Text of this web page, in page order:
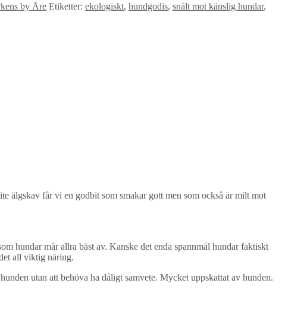
by Åre Etiketter: ekologiskt, hundgodis, snält mot känslig hundar,
älgskav får vi en godbit som smakar gott men som också är milt mot
hundar mår allra bäst av. Kanske det enda spannmål hundar faktiskt
all viktig näring.
utan att behöva ha dåligt samvete. Mycket uppskattat av hunden.